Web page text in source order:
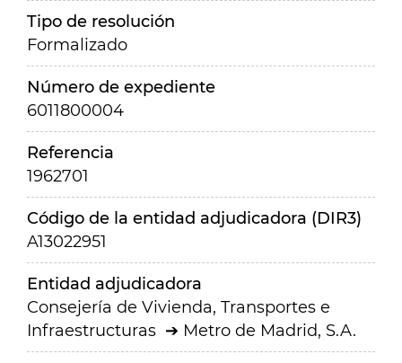
Tipo de resolución
Formalizado
Número de expediente
6011800004
Referencia
1962701
Código de la entidad adjudicadora (DIR3)
A13022951
Entidad adjudicadora
Consejería de Vivienda, Transportes e
Infraestructuras
Metro de Madrid, S.A.